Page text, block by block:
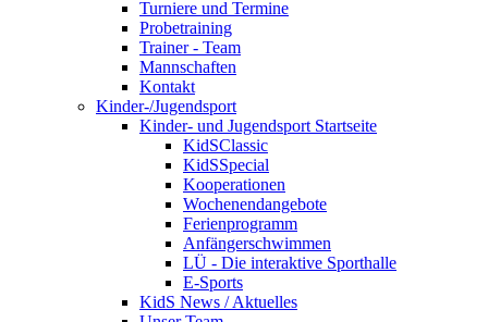
Turniere und Termine
Probetraining
Trainer - Team
Mannschaften
Kontakt
Kinder-/Jugendsport
Kinder- und Jugendsport Startseite
KidSClassic
KidSSpecial
Kooperationen
Wochenendangebote
Ferienprogramm
Anfängerschwimmen
LÜ - Die interaktive Sporthalle
E-Sports
KidS News / Aktuelles